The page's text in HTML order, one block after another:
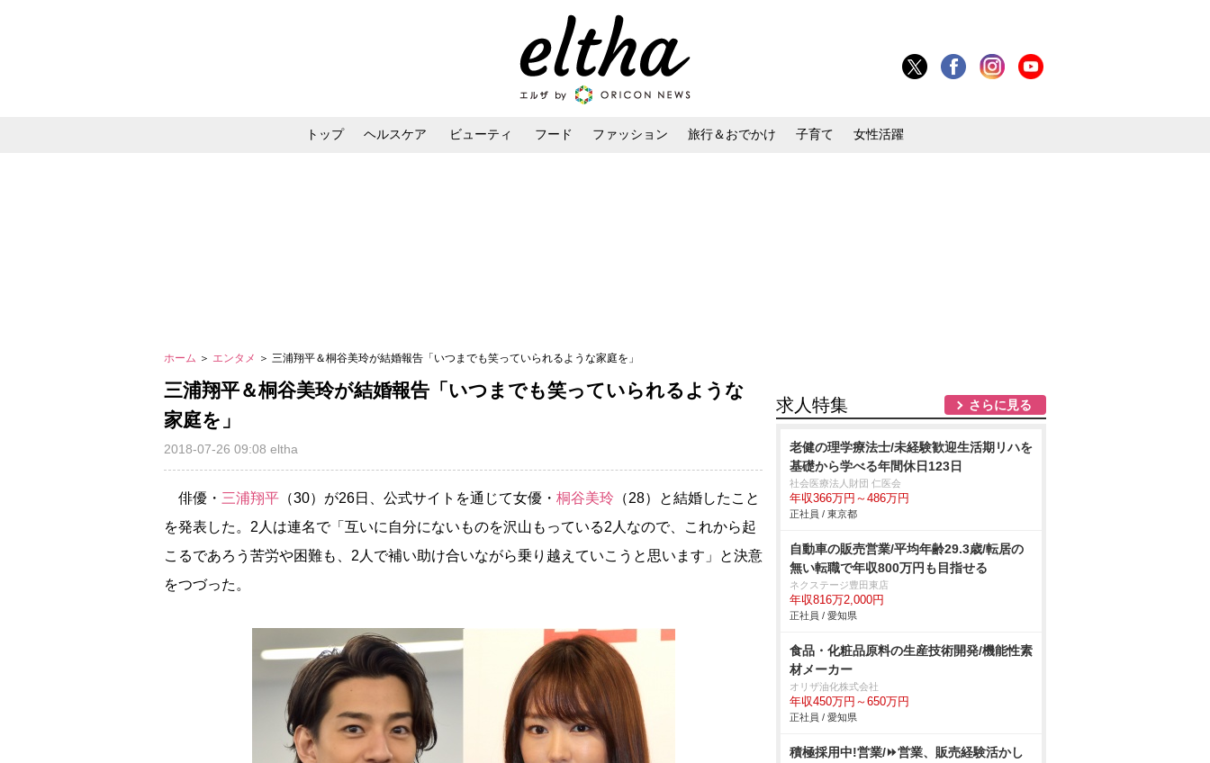
トップ ヘルスケア ビューティ フード ファッション 旅行＆おでかけ 子育て 女性活躍
ホーム ＞ エンタメ ＞ 三浦翔平＆桐谷美玲が結婚報告「いつまでも笑っていられるような家庭を」
三浦翔平＆桐谷美玲が結婚報告「いつまでも笑っていられるような
家庭を」
2018-07-26 09:08 eltha
俳優・ 三浦翔平 （30）が26日、公式サイトを通じて女優・ 桐谷美玲 （28）と結婚したこと
を発表した。2人は連名で「互いに自分にないものを沢山もっている2人なので、これから起
こるであろう苦労や困難も、2人で補い助け合いながら乗り越えていこうと思います」と決意
をつづった。
求人特集 さらに見る
老健の理学療法士/未経験歓迎生活期リハを
基礎から学べる年間休日123日
社会医療法人財団 仁医会
年収366万円～486万円
正社員 / 東京都
自動車の販売営業/平均年齢29.3歳/転居の
無い転職で年収800万円も目指せる
ネクステージ豊田東店
年収816万2,000円
正社員 / 愛知県
食品・化粧品原料の生産技術開発/機能性素
材メーカー
オリザ油化株式会社
年収450万円～650万円
正社員 / 愛知県
積極採用中!営業/⏩️営業、販売経験活かし